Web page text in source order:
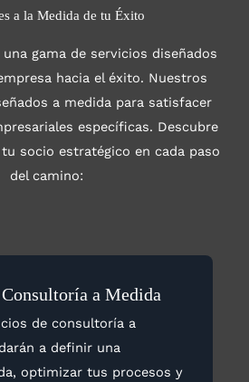
a la Medida de tu Éxito
gama de servicios diseñados
hacia el éxito. Nuestros
a medida para satisfacer
específicas. Descubre
socio estratégico en cada paso
del camino:
a Medida
de consultoría a
a definir una
optimizar tus procesos y